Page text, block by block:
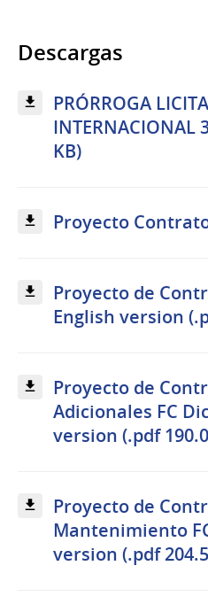
Descargas
PRÓRROGA
INTERNACIONAL
KB)
Proyecto
Proyecto de
English version
Proyecto de
Adicionales FC
version (.pdf
Proyecto de
Mantenimiento
version (.pdf